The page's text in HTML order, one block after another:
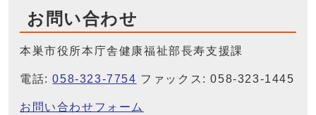
お問い合わせ
本巣市役所本庁舎健康福祉部長寿支援課
電話:058-323-7754 ファックス: 058-323-1445
お問い合わせフォーム